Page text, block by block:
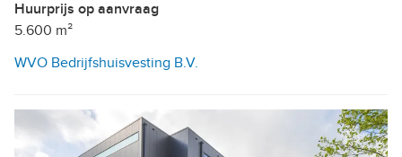
Huurprijs op aanvraag
5.600 m²
WVO Bedrijfshuisvesting B.V.